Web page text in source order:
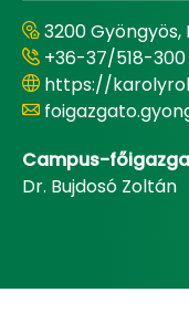
3200 Gyöngyös,
+36-37/518-300
https://
Campus-
Dr. Bujdosó Zoltán